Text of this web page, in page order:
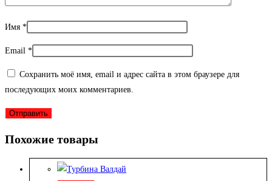
Имя *
Email *
Сохранить моё имя, email и адрес сайта в этом браузере для
последующих моих комментариев.
Похожие товары